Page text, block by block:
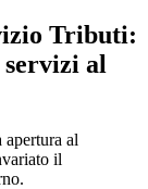
Tributi:
al
al
il